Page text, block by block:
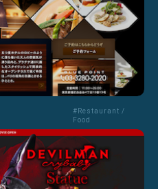
#Restaurant /
Food